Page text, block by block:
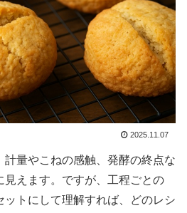
2025.11.07
量やこねの感触、発酵の終点な
見えます。ですが、工程ごとの
ットにして理解すれば、どのレシ